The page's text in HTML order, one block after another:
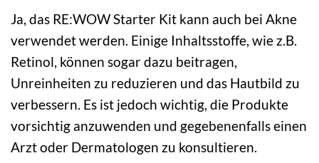
Ja, das RE:WOW Starter Kit kann auch bei Akne
verwendet werden. Einige Inhaltsstoffe, wie z.B.
Retinol, können sogar dazu beitragen,
Unreinheiten zu reduzieren und das Hautbild zu
verbessern. Es ist jedoch wichtig, die Produkte
vorsichtig anzuwenden und gegebenenfalls einen
Arzt oder Dermatologen zu konsultieren.